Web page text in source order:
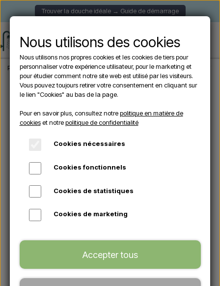
Trouver la douche idéale → Guide de démarrage
Page d'accueil Douche de Jardin Douches autoportantes Sined QUARTU
Nous utilisons des cookies
Nous utilisons nos propres cookies et les cookies de tiers pour
personnaliser votre expérience utilisateur, pour le marketing et
pour étudier comment notre site web est utilisé par les visiteurs.
Vous pouvez toujours retirer votre consentement en cliquant sur
le lien "Cookies" au bas de la page.
Pour en savoir plus, consultez notrepolitique en matière de
cookieset notrepolitique de confidentialité
Cookies nécessaires
Cookies fonctionnels
Cookies de statistiques
Cookies de marketing
Accepter tous